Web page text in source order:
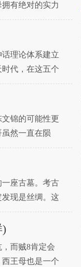
有绝对的实力
。让我们一起
理论体系建立
代，在这五个
成。因为没有
锦的可能性更
然一直在陨
也没有想过陨
座古墓。考古
现是丝绸。这
)
而贼8肯定会
王母也是一个